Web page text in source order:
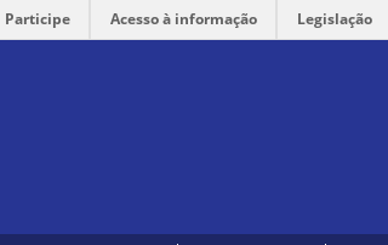
Participe Acesso à informação Legislação